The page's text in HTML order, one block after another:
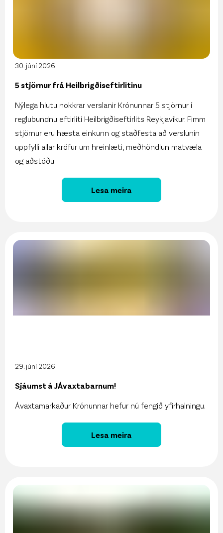
30. júní 2026
5 stjörnur frá Heilbrigðiseftirlitinu
Nýlega hlutu nokkrar verslanir Krónunnar 5 stjörnur í
reglubundnu eftirliti Heilbrigðiseftirlits Reykjavíkur. Fimm
stjörnur eru hæsta einkunn og staðfesta að verslunin
uppfylli allar kröfur um hreinlæti, meðhöndlun matvæla
og aðstöðu.
Lesa meira
29. júní 2026
Sjáumst á JÁvaxtabarnum!
Ávaxtamarkaður Krónunnar hefur nú fengið yfirhalningu.
Lesa meira